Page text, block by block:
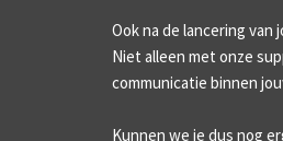
Ook na de lancering
Niet alleen met onze
communicatie binnen
Kunnen we je dus nog